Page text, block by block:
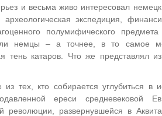
и весьма живо интересовал
археологическая экспедиция,
полумифического
немцы – а точнее, в то самое
тень катаров. Что же представлял
из тех, кто собирается углубиться в
ереси средневековой
революции, развернувшейся в